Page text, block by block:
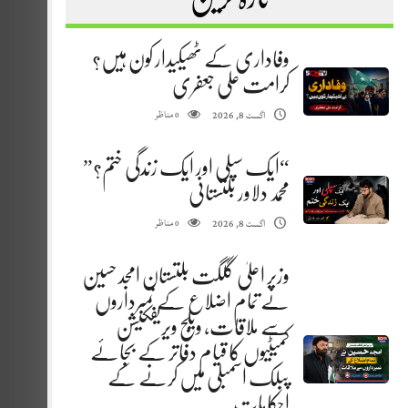
وفاداری کے ٹھیکیدار کون ہیں؟
کرامت علی جعفری
اگست 8, 2026
0مناظر
“ایک سپلی اور ایک زندگی ختم؟”
محمد دلاور بلتستانی
اگست 8, 2026
0مناظر
وزیر اعلیٰ گلگت بلتستان امجد حسین
نے تمام اضلاع کے نمبرداروں
سے ملاقات، ویلج ویریفکیشن
کمیٹیوں کا قیام دفاتر کے بجائے
پبلک اسمبلی میں کرنے کے
احکامات